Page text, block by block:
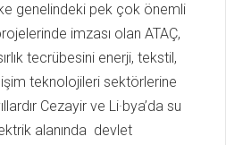
genelindeki pek çok önemli
imzası olan ATAÇ,
tecrübesini enerji, tekstil,
teknolojileri sektörlerine
Cezayir ve Li·bya’da su
alanında devlet